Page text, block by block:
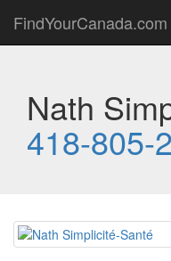
FindYourCanada.com
Nath
418-805-